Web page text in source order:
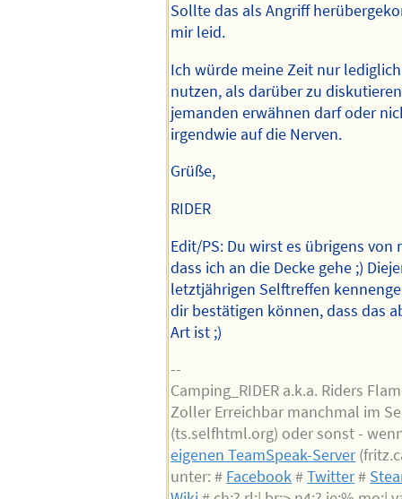
Sollte das als Angriff
mir leid.
Ich würde meine Zeit nur
nutzen, als darüber zu
jemanden erwähnen darf oder
irgendwie auf die Nerven.
Grüße,
RIDER
Edit/PS: Du wirst es übrigens von
dass ich an die Decke gehe ;)
letztjährigen Selftreffen
dir bestätigen können, dass das
Art ist ;)
--
Camping_RIDER a.k.a. Riders
Zoller Erreichbar manchmal im
(ts.selfhtml.org) oder sonst -
eigenen TeamSpeak-Server
unter: # Facebook#Twitter#